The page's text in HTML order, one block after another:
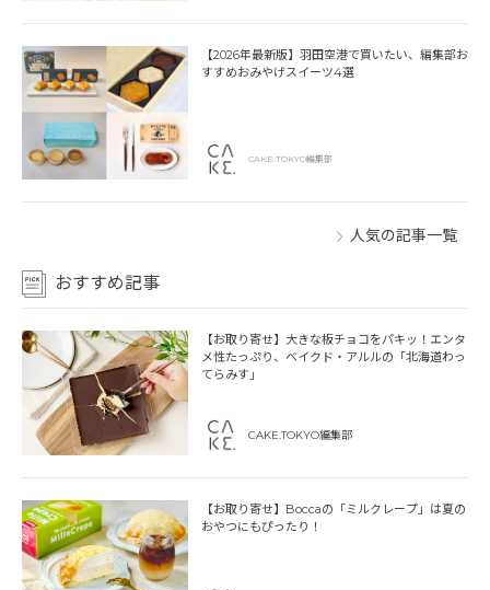
【2026年最新版】羽田空港で買いたい、編集部お
すすめおみやげスイーツ4選
CAKE.TOKYO編集部
人気の記事一覧
おすすめ記事
【お取り寄せ】大きな板チョコをパキッ！エンタ
メ性たっぷり、ベイクド・アルルの「北海道わっ
てらみす」
CAKE.TOKYO編集部
【お取り寄せ】Boccaの「ミルクレープ」は夏の
おやつにもぴったり！